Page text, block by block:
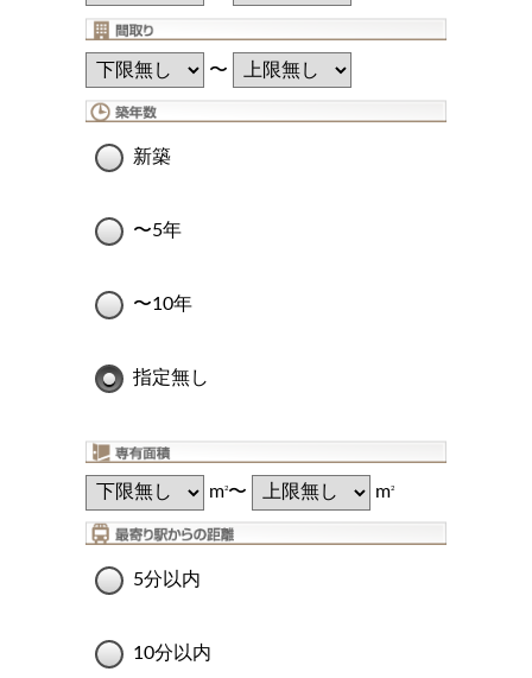
〜
新築
〜5年
〜10年
指定無し
m2〜 m2
5分以内
10分以内